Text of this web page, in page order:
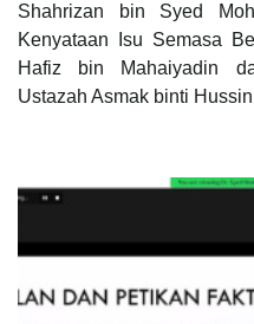
Shahrizan bin Syed
Kenyataan Isu Semasa
Hafiz bin Mahaiyadin
Ustazah Asmak binti